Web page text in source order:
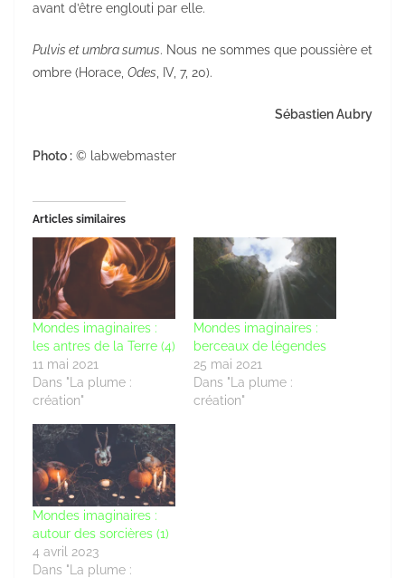
avant d’être englouti par elle.
Pulvis et umbra sumus. Nous ne sommes que poussière et
ombre (Horace, Odes , IV, 7, 20).
Sébastien Aubry
Photo : © labwebmaster
Articles similaires
Mondes imaginaires :
les antres de la Terre (4)
11 mai 2021
Dans "La plume :
création"
Mondes imaginaires :
berceaux de légendes
25 mai 2021
Dans "La plume :
création"
Mondes imaginaires :
autour des sorcières (1)
4 avril 2023
Dans "La plume :